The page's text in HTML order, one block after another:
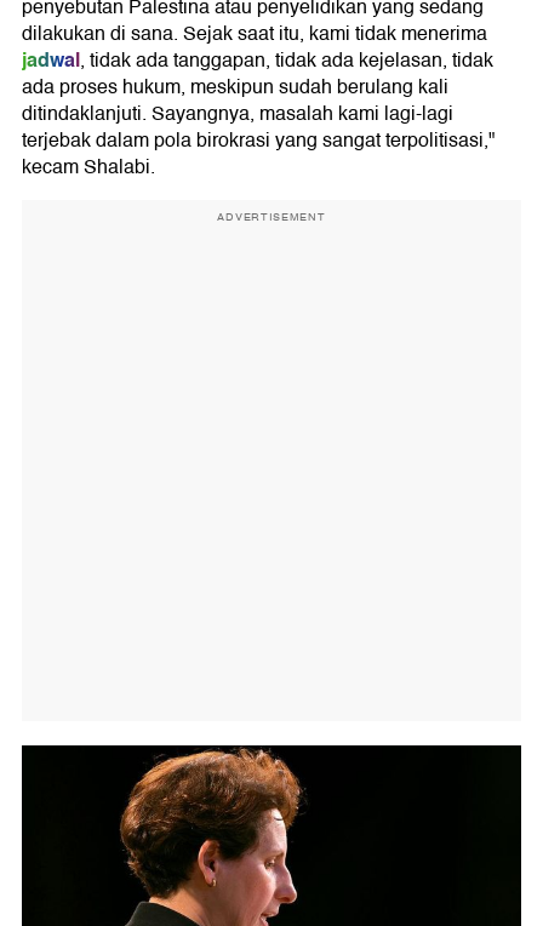
penyebutan Palestina atau penyelidikan yang sedang
dilakukan di sana. Sejak saat itu, kami tidak menerima
jadwal, tidak ada tanggapan, tidak ada kejelasan, tidak
ada proses hukum, meskipun sudah berulang kali
ditindaklanjuti. Sayangnya, masalah kami lagi-lagi
terjebak dalam pola birokrasi yang sangat terpolitisasi,"
kecam Shalabi.
ADVERTISEMENT